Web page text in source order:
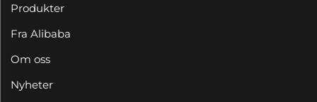
Produkter
Fra Alibaba
Om oss
Nyheter